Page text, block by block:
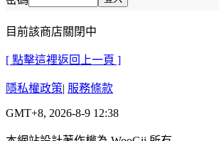
目前該商店關閉中
[ 點擊這裡返回上一頁 ]
隱私權政策| 服務條款
GMT+8, 2026-8-9 12:38